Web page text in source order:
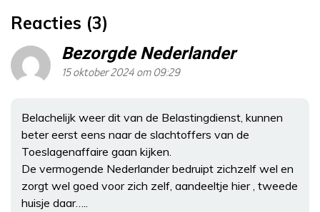
Reacties (3)
Bezorgde Nederlander
15 oktober 2024 om 09:29
Belachelijk weer dit van de Belastingdienst, kunnen
beter eerst eens naar de slachtoffers van de
Toeslagenaffaire gaan kijken.
De vermogende Nederlander bedruipt zichzelf wel en
zorgt wel goed voor zich zelf, aandeeltje hier , tweede
huisje daar…..